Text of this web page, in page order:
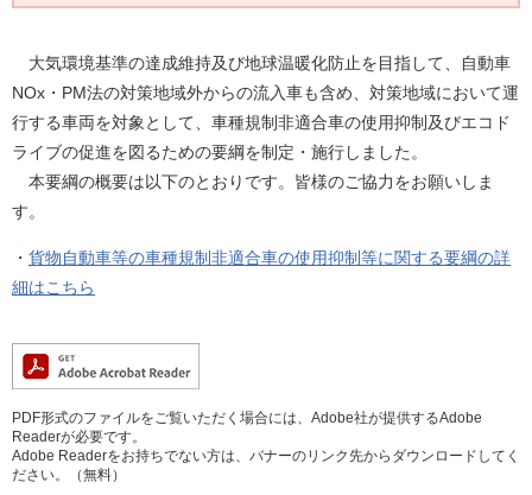
大気環境基準の達成維持及び地球温暖化防止を目指して、自動車
NOx・PM法の対策地域外からの流入車も含め、対策地域において運
行する車両を対象として、車種規制非適合車の使用抑制及びエコド
ライブの促進を図るための要綱を制定・施行しました。
本要綱の概要は以下のとおりです。皆様のご協力をお願いしま
す。
・ 貨物自動車等の車種規制非適合車の使用抑制等に関する要綱の詳
細はこちら
PDF形式のファイルをご覧いただく場合には、Adobe社が提供するAdobe
Readerが必要です。
Adobe Readerをお持ちでない方は、バナーのリンク先からダウンロードしてく
ださい。（無料）